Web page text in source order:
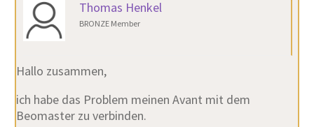
Thomas Henkel
BRONZE Member
Hallo zusammen,
ich habe das Problem meinen Avant mit dem
Beomaster zu verbinden.